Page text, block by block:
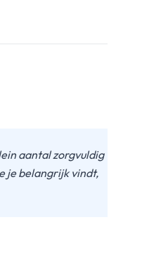
aantal zorgvuldig
je belangrijk vindt,